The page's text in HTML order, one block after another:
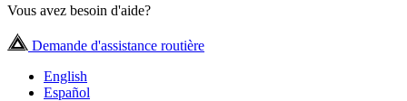
Vous avez besoin d'aide?
Demande d'assistance routière
English
Español